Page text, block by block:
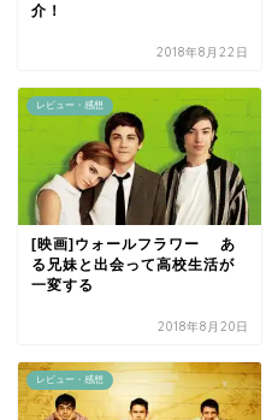
介！
2018年8月22日
レビュー・感想
[映画]ウォールフラワー あ
る兄妹と出会って高校生活が
一変する
2018年8月20日
レビュー・感想